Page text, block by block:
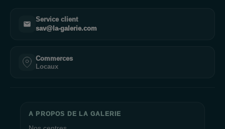
Service client
sav@la-galerie.com
Commerces
Locaux
A PROPOS DE LA GALERIE